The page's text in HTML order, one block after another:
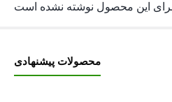
محصولات پیشنهادی